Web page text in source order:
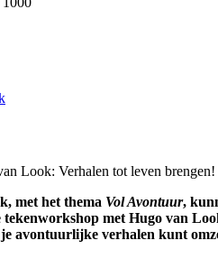
Look: Verhalen tot leven brengen!
met het thema Vol Avontuur,
tekenworkshop met Hugo van
avontuurlijke verhalen kunt